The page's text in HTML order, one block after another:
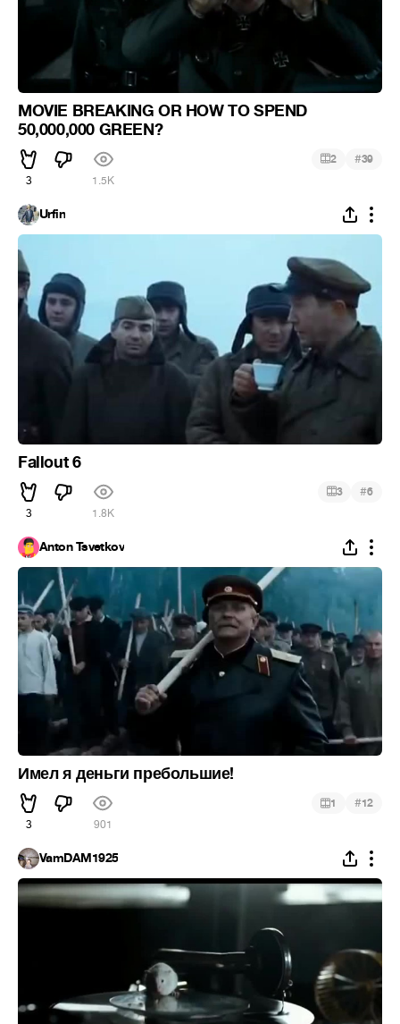
MOVIE BREAKING OR HOW TO SPEND
50,000,000 GREEN?
3 1.5K
2 #39
Urfin
Fallout 6
3 1.8K
3 #6
Anton Tsvetkov
Имел я деньги пребольшие!
3 901
1 #12
VamDAM1925